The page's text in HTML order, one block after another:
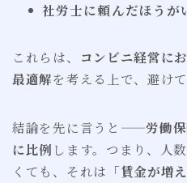
社労士に頼んだほうが
これらは、
コンビニ経営に
最適解を考える上で、避け
結論を先に言うと——労働
に比例 します。つまり、人
くても、それは 「賃金が増